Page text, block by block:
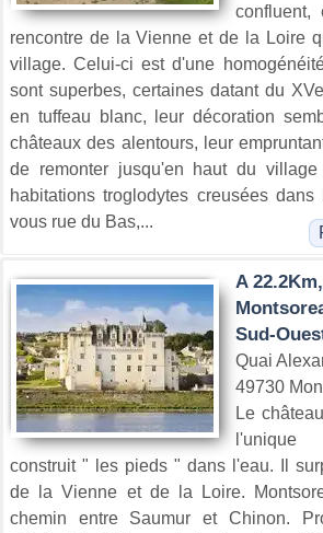
rencontre de la Vienne et de la Loire
village. Celui-ci est d'une
sont superbes, certaines datant du
en tuffeau blanc, leur décoration
châteaux des alentours, leur
de remonter jusqu'en haut du
habitations troglodytes creusées
vous rue du Bas,...
A
Sud-
Quai
49730
Le
l'unique
construit " les pieds " dans l'eau. Il
de la Vienne et de la Loire.
chemin entre Saumur et Chinon.